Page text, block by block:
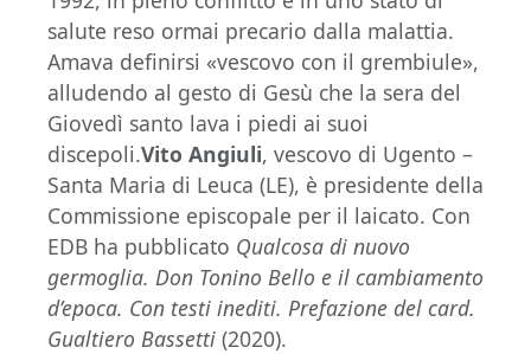
salute reso ormai precario dalla malattia.
Amava definirsi «vescovo con il grembiule»,
alludendo al gesto di Gesù che la sera del
Giovedì santo lava i piedi ai suoi
discepoli.Vito Angiuli, vescovo di Ugento –
Santa Maria di Leuca (LE), è presidente della
Commissione episcopale per il laicato. Con
EDB ha pubblicato Qualcosa di nuovo
germoglia. Don Tonino Bello e il cambiamento
d’epoca. Con testi inediti. Prefazione del card.
Gualtiero Bassetti (2020).